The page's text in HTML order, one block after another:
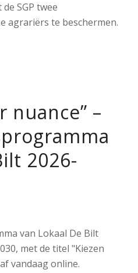
SGP twee
agrariërs te beschermen.
nuance” –
2026-
van Lokaal De Bilt
met de titel "Kiezen
vandaag online.